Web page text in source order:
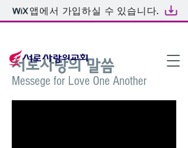
앱에서 가입하실 수 있습니다.
서로사랑의 말씀
Messege for Love One Another